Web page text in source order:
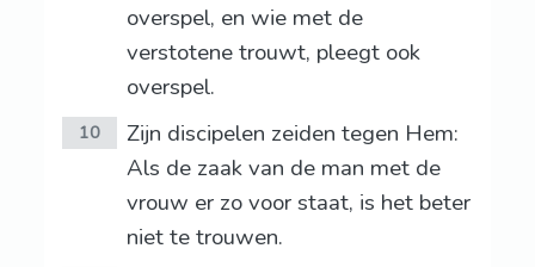
overspel, en wie met de
verstotene trouwt, pleegt ook
overspel.
10
Zijn discipelen zeiden tegen Hem:
Als de zaak van de man met de
vrouw er zo voor staat, is het beter
niet te trouwen.